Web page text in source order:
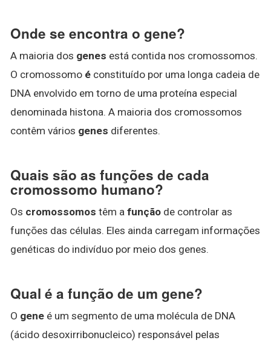
Onde se encontra o gene?
A maioria dos genes está contida nos cromossomos.
O cromossomo é constituído por uma longa cadeia de
DNA envolvido em torno de uma proteína especial
denominada histona. A maioria dos cromossomos
contêm vários genes diferentes.
Quais são as funções de cada
cromossomo humano?
Os cromossomos têm a função de controlar as
funções das células. Eles ainda carregam informações
genéticas do indivíduo por meio dos genes.
Qual é a função de um gene?
O gene é um segmento de uma molécula de DNA
(ácido desoxirribonucleico) responsável pelas